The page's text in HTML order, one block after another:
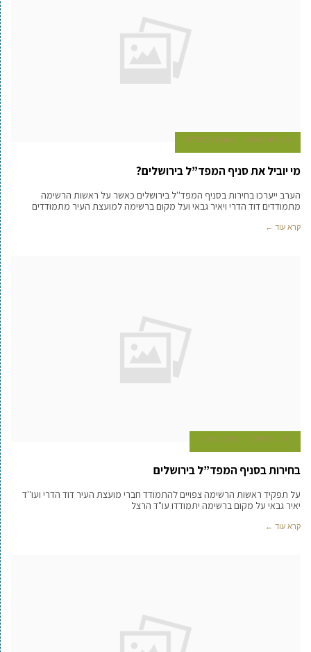
24 ביוני 2008 מערכת מפד"לי
מי יוביל את סניף המפד”ל בירושלים?
הערב ייערכו בחירות בסניף המפד''ל בירושלים כאשר על ראשות הרשימה
מתמודדים דוד הדרי ויאיר גבאי ועל מקום ברשימה למועצת העיר מתמודדים
קרא עוד ←
10 ביוני 2008 כתב במרכז
בחירות בסניף המפד”ל בירושלים
על תפקיד ראשות הרשימה צפויים להתמודד חברי מועצת העיר דוד הדרי ועו''ד
יאיר גבאי על מקום ברשימה יתמודדו עו"ד הרצל
קרא עוד ←